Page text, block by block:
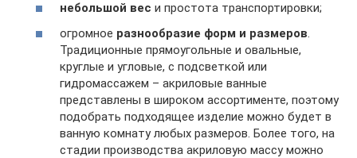
небольшой вес и простота транспортировки;
огромное разнообразие форм и размеров.
Традиционные прямоугольные и овальные,
круглые и угловые, с подсветкой или
гидромассажем – акриловые ванные
представлены в широком ассортименте, поэтому
подобрать подходящее изделие можно будет в
ванную комнату любых размеров. Более того, на
стадии производства акриловую массу можно